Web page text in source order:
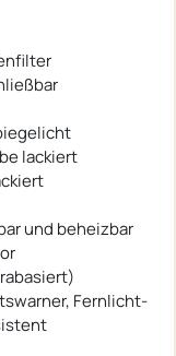
lackiert
und beheizbar
Fernlicht-